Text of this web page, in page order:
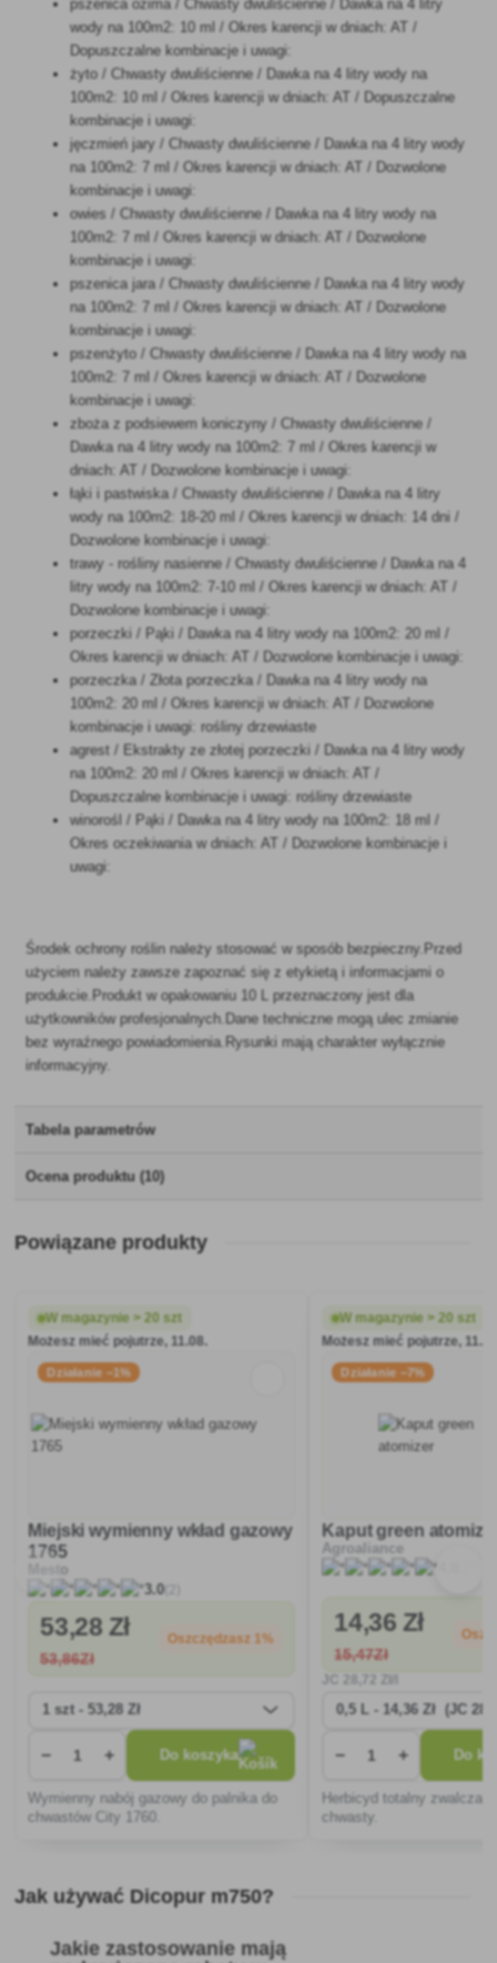
pszenica ozima / Chwasty dwuliścienne / Dawka na 4 litry
wody na 100m2: 10 ml / Okres karencji w dniach: AT /
Dopuszczalne kombinacje i uwagi:
żyto / Chwasty dwuliścienne / Dawka na 4 litry wody na
100m2: 10 ml / Okres karencji w dniach: AT / Dopuszczalne
kombinacje i uwagi:
jęczmień jary / Chwasty dwuliścienne / Dawka na 4 litry wody
na 100m2: 7 ml / Okres karencji w dniach: AT / Dozwolone
kombinacje i uwagi:
owies / Chwasty dwuliścienne / Dawka na 4 litry wody na
100m2: 7 ml / Okres karencji w dniach: AT / Dozwolone
kombinacje i uwagi:
pszenica jara / Chwasty dwuliścienne / Dawka na 4 litry wody
na 100m2: 7 ml / Okres karencji w dniach: AT / Dozwolone
kombinacje i uwagi:
pszenżyto / Chwasty dwuliścienne / Dawka na 4 litry wody na
100m2: 7 ml / Okres karencji w dniach: AT / Dozwolone
kombinacje i uwagi:
zboża z podsiewem koniczyny / Chwasty dwuliścienne /
Dawka na 4 litry wody na 100m2: 7 ml / Okres karencji w
dniach: AT / Dozwolone kombinacje i uwagi:
łąki i pastwiska / Chwasty dwuliścienne / Dawka na 4 litry
wody na 100m2: 18-20 ml / Okres karencji w dniach: 14 dni /
Dozwolone kombinacje i uwagi:
trawy - rośliny nasienne / Chwasty dwuliścienne / Dawka na 4
litry wody na 100m2: 7-10 ml / Okres karencji w dniach: AT /
Dozwolone kombinacje i uwagi:
porzeczki / Pąki / Dawka na 4 litry wody na 100m2: 20 ml /
Okres karencji w dniach: AT / Dozwolone kombinacje i uwagi:
porzeczka / Złota porzeczka / Dawka na 4 litry wody na
100m2: 20 ml / Okres karencji w dniach: AT / Dozwolone
kombinacje i uwagi: rośliny drzewiaste
agrest / Ekstrakty ze złotej porzeczki / Dawka na 4 litry wody
na 100m2: 20 ml / Okres karencji w dniach: AT /
Dopuszczalne kombinacje i uwagi: rośliny drzewiaste
winorośl / Pąki / Dawka na 4 litry wody na 100m2: 18 ml /
Okres oczekiwania w dniach: AT / Dozwolone kombinacje i
uwagi:
Środek ochrony roślin należy stosować w sposób bezpieczny.Przed
użyciem należy zawsze zapoznać się z etykietą i informacjami o
produkcie.Produkt w opakowaniu 10 L przeznaczony jest dla
użytkowników profesjonalnych.Dane techniczne mogą ulec zmianie
bez wyraźnego powiadomienia.Rysunki mają charakter wyłącznie
informacyjny.
Tabela parametrów
Ocena produktu (10)
Powiązane produkty
W magazynie > 20 szt
Możesz mieć pojutrze, 11.08.
Działanie −1%
Miejski wymienny wkład gazowy
1765
Mesto
3.0(2)
53,28 Zł
53,86Zł
Oszczędzasz 1%
− + Do koszyka
Wymienny nabój gazowy do palnika do
chwastów City 1760.
W magazynie > 20 szt
Możesz mieć pojutrze,
Działanie −7%
Kaput green
Agroaliance
14,36 Zł
15,47Zł
28 ,72 Zł/l
− + Do
Herbicyd totalny
chwasty.
Jak używać Dicopur m750?
Jakie zastosowanie mają